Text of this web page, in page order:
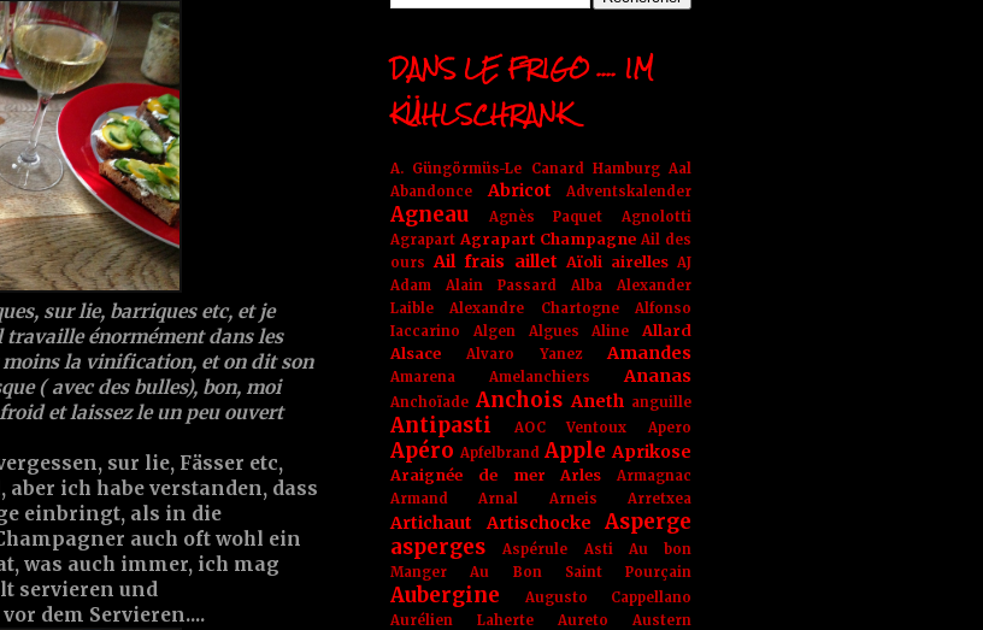
sur lie, barriques etc, et je
travaille énormément dans les
moins la vinification, et on dit son
( avec des bulles), bon, moi
et laissez le un peu ouvert
sur lie, Fässer etc,
ich habe verstanden, dass
einbringt, als in die
auch oft wohl ein
was auch immer, ich mag
servieren und
dem Servieren....
DANS LE FRIGO .... IM
KÜHLSCHRANK
A. Güngörmüs-Le Canard Hamburg Aal
Abandonce
Abricot Adventskalender
Agneau Agnès Paquet
Agnolotti
Agrapart Agrapart Champagne Ail des
ours Ail frais aillet Aïoli airelles AJ
Adam
Alain Passard Alba
Alexander
Laible
Alexandre Chartogne
Alfonso
Iaccarino
Algen Algues Aline
Allard
Alsace
Alvaro Yanez Amandes
Amarena Amelanchiers Ananas
Anchoïade Anchois Aneth anguille
Antipasti AOC Ventoux Apero
Apéro Apfelbrand Apple Aprikose
Araignée de mer Arles
Armagnac
Armand Arnal
Arneis Arretxea
Artichaut Artischocke
Asperge
asperges
Aspérule Asti
Au bon
Manger
Au Bon Saint Pourçain
Aubergine
Augusto Cappellano
Aurélien Laherte
Aureto
Austern